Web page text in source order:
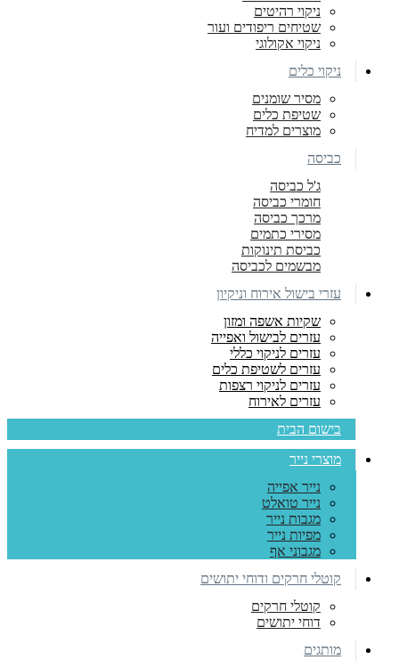
ניקוי רהיטים
שטיחים ריפודים ועור
ניקוי אקולוגי
ניקוי כלים
מסיר שומנים
שטיפת כלים
מוצרים למדיח
כביסה
ג'ל כביסה
חומרי כביסה
מרכך כביסה
מסירי כתמים
כביסת תינוקות
מבשמים לכביסה
עזרי בישול אירוח וניקיון
שקיות אשפה ומזון
עזרים לבישול ואפייה
עזרים לניקוי כללי
עזרים לשטיפת כלים
עזרים לניקוי רצפות
עזרים לאירוח
בישום הבית
מוצרי נייר
נייר אפייה
נייר טואלט
מגבות נייר
מפיות נייר
מגבוני אף
קוטלי חרקים ודוחי יתושים
קוטלי חרקים
דוחי יתושים
מותגים